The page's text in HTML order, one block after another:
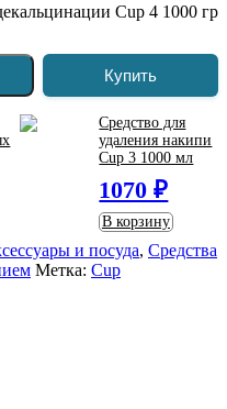
Cup 4 1000 гр
Купить
Средство для
удаления накипи
Cup 3 1000 мл
1070 ₽
В корзину
и посуда, Средства
Метка: Cup